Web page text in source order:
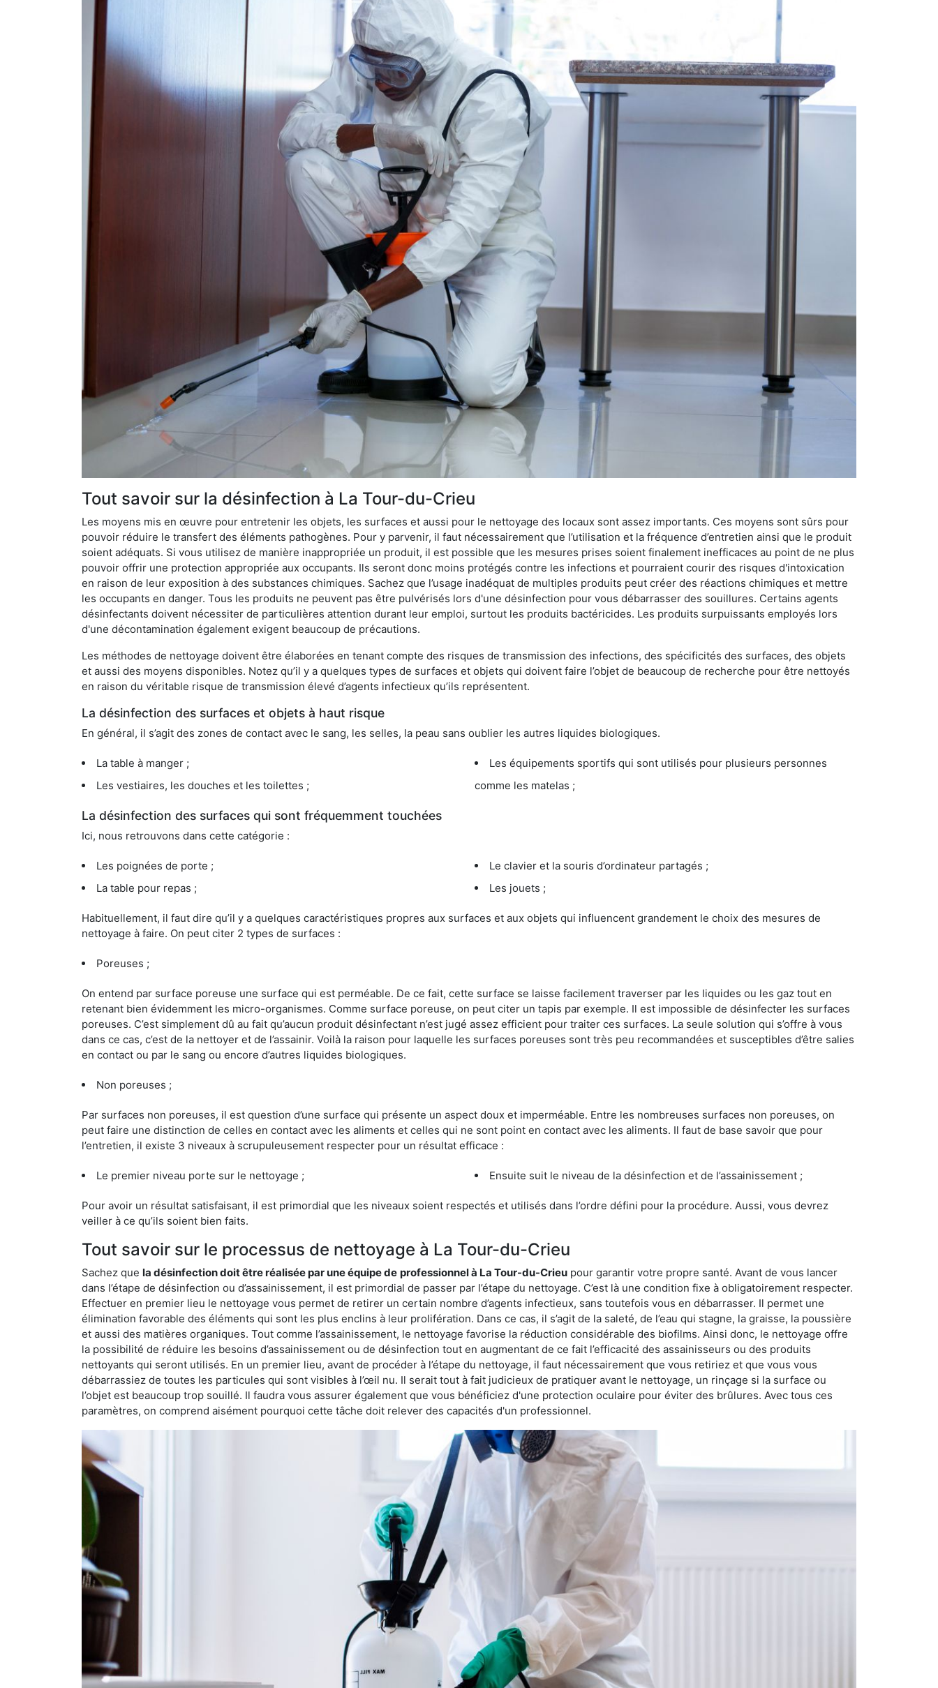
Tout savoir sur la désinfection à La Tour-du-Crieu
Les moyens mis en œuvre pour entretenir les objets, les surfaces et aussi pour le nettoyage des locaux sont assez importants. Ces moyens sont sûrs pour
pouvoir réduire le transfert des éléments pathogènes. Pour y parvenir, il faut nécessairement que l’utilisation et la fréquence d’entretien ainsi que le produit
soient adéquats. Si vous utilisez de manière inappropriée un produit, il est possible que les mesures prises soient finalement inefficaces au point de ne plus
pouvoir offrir une protection appropriée aux occupants. Ils seront donc moins protégés contre les infections et pourraient courir des risques d'intoxication
en raison de leur exposition à des substances chimiques. Sachez que l’usage inadéquat de multiples produits peut créer des réactions chimiques et mettre
les occupants en danger. Tous les produits ne peuvent pas être pulvérisés lors d'une désinfection pour vous débarrasser des souillures. Certains agents
désinfectants doivent nécessiter de particulières attention durant leur emploi, surtout les produits bactéricides. Les produits surpuissants employés lors
d'une décontamination également exigent beaucoup de précautions.
Les méthodes de nettoyage doivent être élaborées en tenant compte des risques de transmission des infections, des spécificités des surfaces, des objets
et aussi des moyens disponibles. Notez qu’il y a quelques types de surfaces et objets qui doivent faire l’objet de beaucoup de recherche pour être nettoyés
en raison du véritable risque de transmission élevé d’agents infectieux qu’ils représentent.
La désinfection des surfaces et objets à haut risque
En général, il s’agit des zones de contact avec le sang, les selles, la peau sans oublier les autres liquides biologiques.
La table à manger ;
Les vestiaires, les douches et les toilettes ;
Les équipements sportifs qui sont utilisés pour plusieurs personnes
comme les matelas ;
La désinfection des surfaces qui sont fréquemment touchées
Ici, nous retrouvons dans cette catégorie :
Les poignées de porte ;
La table pour repas ;
Le clavier et la souris d’ordinateur partagés ;
Les jouets ;
Habituellement, il faut dire qu’il y a quelques caractéristiques propres aux surfaces et aux objets qui influencent grandement le choix des mesures de
nettoyage à faire. On peut citer 2 types de surfaces :
Poreuses ;
On entend par surface poreuse une surface qui est perméable. De ce fait, cette surface se laisse facilement traverser par les liquides ou les gaz tout en
retenant bien évidemment les micro-organismes. Comme surface poreuse, on peut citer un tapis par exemple. Il est impossible de désinfecter les surfaces
poreuses. C’est simplement dû au fait qu’aucun produit désinfectant n’est jugé assez efficient pour traiter ces surfaces. La seule solution qui s’offre à vous
dans ce cas, c’est de la nettoyer et de l’assainir. Voilà la raison pour laquelle les surfaces poreuses sont très peu recommandées et susceptibles d’être salies
en contact ou par le sang ou encore d’autres liquides biologiques.
Non poreuses ;
Par surfaces non poreuses, il est question d’une surface qui présente un aspect doux et imperméable. Entre les nombreuses surfaces non poreuses, on
peut faire une distinction de celles en contact avec les aliments et celles qui ne sont point en contact avec les aliments. Il faut de base savoir que pour
l’entretien, il existe 3 niveaux à scrupuleusement respecter pour un résultat efficace :
Le premier niveau porte sur le nettoyage ; Ensuite suit le niveau de la désinfection et de l’assainissement ;
Pour avoir un résultat satisfaisant, il est primordial que les niveaux soient respectés et utilisés dans l’ordre défini pour la procédure. Aussi, vous devrez
veiller à ce qu’ils soient bien faits.
Tout savoir sur le processus de nettoyage à La Tour-du-Crieu
Sachez que la désinfection doit être réalisée par une équipe de professionnel à La Tour-du-Crieu pour garantir votre propre santé. Avant de vous lancer
dans l’étape de désinfection ou d’assainissement, il est primordial de passer par l’étape du nettoyage. C’est là une condition fixe à obligatoirement respecter.
Effectuer en premier lieu le nettoyage vous permet de retirer un certain nombre d’agents infectieux, sans toutefois vous en débarrasser. Il permet une
élimination favorable des éléments qui sont les plus enclins à leur prolifération. Dans ce cas, il s’agit de la saleté, de l’eau qui stagne, la graisse, la poussière
et aussi des matières organiques. Tout comme l’assainissement, le nettoyage favorise la réduction considérable des biofilms. Ainsi donc, le nettoyage offre
la possibilité de réduire les besoins d’assainissement ou de désinfection tout en augmentant de ce fait l’efficacité des assainisseurs ou des produits
nettoyants qui seront utilisés. En un premier lieu, avant de procéder à l’étape du nettoyage, il faut nécessairement que vous retiriez et que vous vous
débarrassiez de toutes les particules qui sont visibles à l’œil nu. Il serait tout à fait judicieux de pratiquer avant le nettoyage, un rinçage si la surface ou
l’objet est beaucoup trop souillé. Il faudra vous assurer également que vous bénéficiez d'une protection oculaire pour éviter des brûlures. Avec tous ces
paramètres, on comprend aisément pourquoi cette tâche doit relever des capacités d'un professionnel.